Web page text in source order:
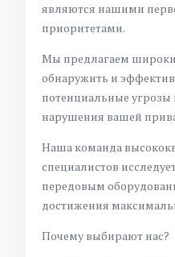
являются нашими
приоритетами.
Мы предлагаем
обнаружить и
потенциальные
нарушения вашей
Наша команда
специалистов
передовым
достижения
Почему выбирают нас?